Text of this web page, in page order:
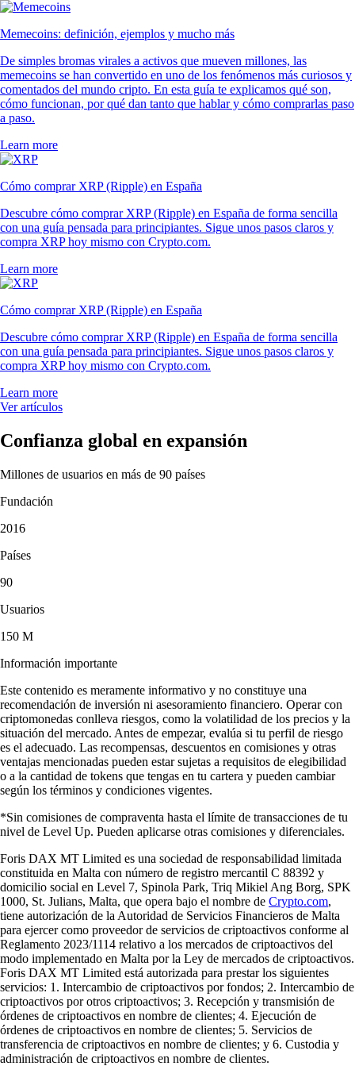
Memecoins: definición, ejemplos y mucho más
De simples bromas virales a activos que mueven millones, las
memecoins se han convertido en uno de los fenómenos más curiosos y
comentados del mundo cripto. En esta guía te explicamos qué son,
cómo funcionan, por qué dan tanto que hablar y cómo comprarlas paso
a paso.
Learn more
Cómo comprar XRP (Ripple) en España
Descubre cómo comprar XRP (Ripple) en España de forma sencilla
con una guía pensada para principiantes. Sigue unos pasos claros y
compra XRP hoy mismo con Crypto.com.
Learn more
Cómo comprar XRP (Ripple) en España
Descubre cómo comprar XRP (Ripple) en España de forma sencilla
con una guía pensada para principiantes. Sigue unos pasos claros y
compra XRP hoy mismo con Crypto.com.
Learn more
Ver artículos
Confianza global en expansión
Millones de usuarios en más de 90 países
Fundación
2016
Países
90
Usuarios
150 M
Información importante
Este contenido es meramente informativo y no constituye una
recomendación de inversión ni asesoramiento financiero. Operar con
criptomonedas conlleva riesgos, como la volatilidad de los precios y la
situación del mercado. Antes de empezar, evalúa si tu perfil de riesgo
es el adecuado. Las recompensas, descuentos en comisiones y otras
ventajas mencionadas pueden estar sujetas a requisitos de elegibilidad
o a la cantidad de tokens que tengas en tu cartera y pueden cambiar
según los términos y condiciones vigentes.
*Sin comisiones de compraventa hasta el límite de transacciones de tu
nivel de Level Up. Pueden aplicarse otras comisiones y diferenciales.
Foris DAX MT Limited es una sociedad de responsabilidad limitada
constituida en Malta con número de registro mercantil C 88392 y
domicilio social en Level 7, Spinola Park, Triq Mikiel Ang Borg, SPK
1000, St. Julians, Malta, que opera bajo el nombre de Crypto.com,
tiene autorización de la Autoridad de Servicios Financieros de Malta
para ejercer como proveedor de servicios de criptoactivos conforme al
Reglamento 2023/1114 relativo a los mercados de criptoactivos del
modo implementado en Malta por la Ley de mercados de criptoactivos.
Foris DAX MT Limited está autorizada para prestar los siguientes
servicios: 1. Intercambio de criptoactivos por fondos; 2. Intercambio de
criptoactivos por otros criptoactivos; 3. Recepción y transmisión de
órdenes de criptoactivos en nombre de clientes; 4. Ejecución de
órdenes de criptoactivos en nombre de clientes; 5. Servicios de
transferencia de criptoactivos en nombre de clientes; y 6. Custodia y
administración de criptoactivos en nombre de clientes.